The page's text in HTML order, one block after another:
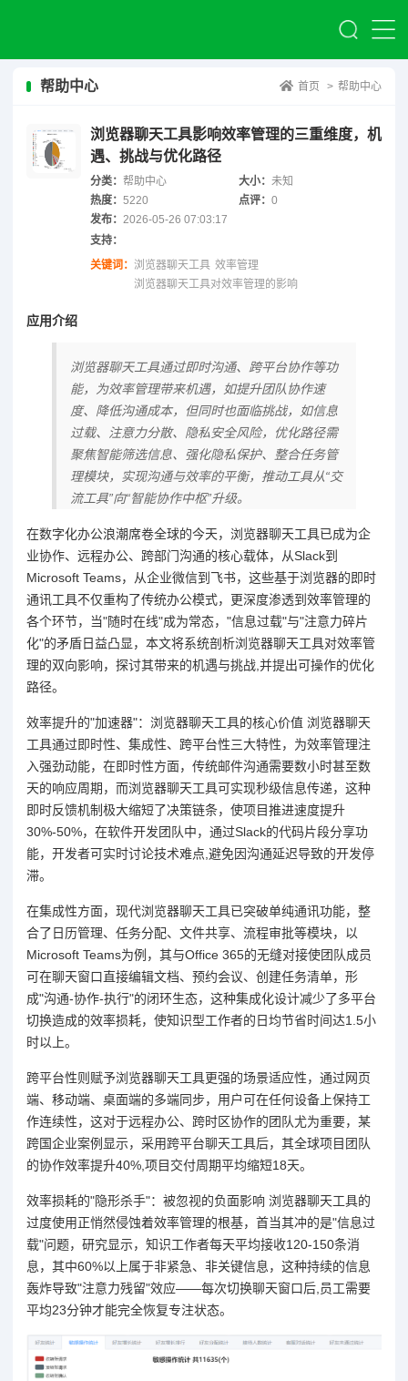
帮助中心 首页 > 帮助中心
浏览器聊天工具影响效率管理的三重维度，机
遇、挑战与优化路径
分类： 帮助中心 大小：未知
热度： 5220 点评：0
发布： 2026-05-26 07:03:17
支持：
关键词： 浏览器聊天工具 效率管理
浏览器聊天工具对效率管理的影响
应用介绍
浏览器聊天工具通过即时沟通、跨平台协作等功
能，为效率管理带来机遇，如提升团队协作速
度、降低沟通成本，但同时也面临挑战，如信息
过载、注意力分散、隐私安全风险，优化路径需
聚焦智能筛选信息、强化隐私保护、整合任务管
理模块，实现沟通与效率的平衡，推动工具从“交
流工具”向“智能协作中枢”升级。
在数字化办公浪潮席卷全球的今天，浏览器聊天工具已成为企
业协作、远程办公、跨部门沟通的核心载体，从Slack到
Microsoft Teams，从企业微信到飞书，这些基于浏览器的即时
通讯工具不仅重构了传统办公模式，更深度渗透到效率管理的
各个环节，当"随时在线"成为常态，"信息过载"与"注意力碎片
化"的矛盾日益凸显，本文将系统剖析浏览器聊天工具对效率管
理的双向影响，探讨其带来的机遇与挑战,并提出可操作的优化
路径。
效率提升的"加速器"：浏览器聊天工具的核心价值 浏览器聊天
工具通过即时性、集成性、跨平台性三大特性，为效率管理注
入强劲动能，在即时性方面，传统邮件沟通需要数小时甚至数
天的响应周期，而浏览器聊天工具可实现秒级信息传递，这种
即时反馈机制极大缩短了决策链条，使项目推进速度提升
30%-50%，在软件开发团队中，通过Slack的代码片段分享功
能，开发者可实时讨论技术难点,避免因沟通延迟导致的开发停
滞。
在集成性方面，现代浏览器聊天工具已突破单纯通讯功能，整
合了日历管理、任务分配、文件共享、流程审批等模块，以
Microsoft Teams为例，其与Office 365的无缝对接使团队成员
可在聊天窗口直接编辑文档、预约会议、创建任务清单，形
成"沟通-协作-执行"的闭环生态，这种集成化设计减少了多平台
切换造成的效率损耗，使知识型工作者的日均节省时间达1.5小
时以上。
跨平台性则赋予浏览器聊天工具更强的场景适应性，通过网页
端、移动端、桌面端的多端同步，用户可在任何设备上保持工
作连续性，这对于远程办公、跨时区协作的团队尤为重要，某
跨国企业案例显示，采用跨平台聊天工具后，其全球项目团队
的协作效率提升40%,项目交付周期平均缩短18天。
效率损耗的"隐形杀手"：被忽视的负面影响 浏览器聊天工具的
过度使用正悄然侵蚀着效率管理的根基，首当其冲的是"信息过
载"问题，研究显示，知识工作者每天平均接收120-150条消
息，其中60%以上属于非紧急、非关键信息，这种持续的信息
轰炸导致"注意力残留"效应——每次切换聊天窗口后,员工需要
平均23分钟才能完全恢复专注状态。